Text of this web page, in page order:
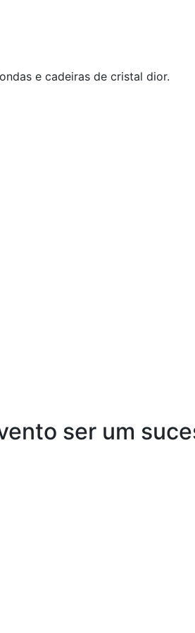
e cadeiras de cristal dior.
ser um